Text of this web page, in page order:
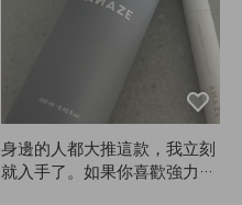
身邊的人都大推這款，我立刻
就入手了。如果你喜歡強力定